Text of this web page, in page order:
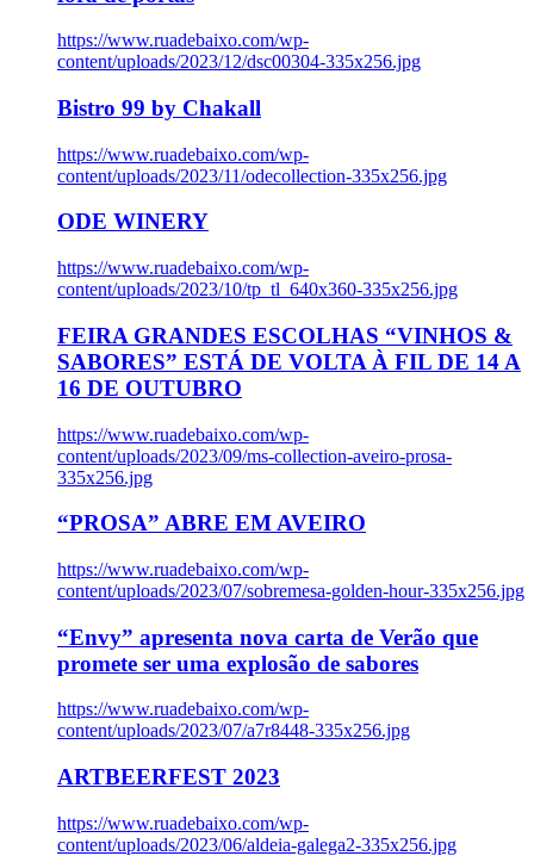
https://www.ruadebaixo.com/wp-
content/uploads/2023/12/dsc00304-335x256.jpg
Bistro 99 by Chakall
https://www.ruadebaixo.com/wp-
content/uploads/2023/11/odecollection-335x256.jpg
ODE WINERY
https://www.ruadebaixo.com/wp-
content/uploads/2023/10/tp_tl_640x360-335x256.jpg
FEIRA GRANDES ESCOLHAS “VINHOS &
SABORES” ESTÁ DE VOLTA À FIL DE 14 A
16 DE OUTUBRO
https://www.ruadebaixo.com/wp-
content/uploads/2023/09/ms-collection-aveiro-prosa-
335x256.jpg
“PROSA” ABRE EM AVEIRO
https://www.ruadebaixo.com/wp-
content/uploads/2023/07/sobremesa-golden-hour-335x256.jpg
“Envy” apresenta nova carta de Verão que
promete ser uma explosão de sabores
https://www.ruadebaixo.com/wp-
content/uploads/2023/07/a7r8448-335x256.jpg
ARTBEERFEST 2023
https://www.ruadebaixo.com/wp-
content/uploads/2023/06/aldeia-galega2-335x256.jpg